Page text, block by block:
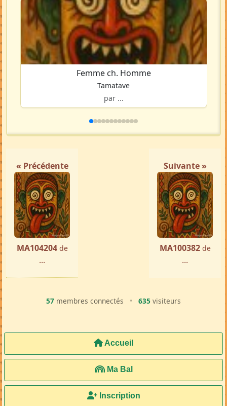
Femme ch. Homme
Tamatave
par ...
« Précédente
MA104204 de
...
Suivante »
MA100382 de
...
57 membres connectés • 635 visiteurs
Accueil
Ma Bal
Inscription